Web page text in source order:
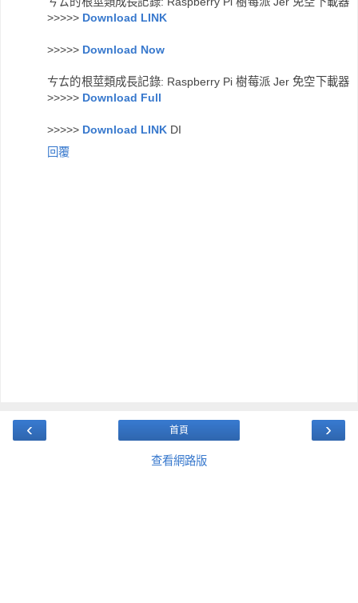
>>>>> Download LINK
>>>>> Download Now
ㄘㄊ的根莖類成長記錄: Raspberry Pi 樹莓派 Jer 免空下載器
>>>>> Download Full
>>>>> Download LINK DI
回覆
‹ ›
首頁
查看網路版